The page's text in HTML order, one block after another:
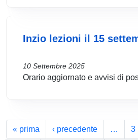
Inzio lezioni il 15
10 Settembre 2025
Orario aggiornato e avvisi di
Paginazione
« prima Prima pagina
‹ precedentePagina
… 3